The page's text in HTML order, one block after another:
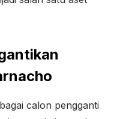
calon pengganti